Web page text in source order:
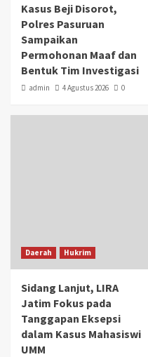
Kasus Beji Disorot,
Polres Pasuruan
Sampaikan
Permohonan Maaf dan
Bentuk Tim Investigasi
admin 4 Agustus 2026 0
Daerah Hukrim
Sidang Lanjut, LIRA
Jatim Fokus pada
Tanggapan Eksepsi
dalam Kasus Mahasiswi
UMM